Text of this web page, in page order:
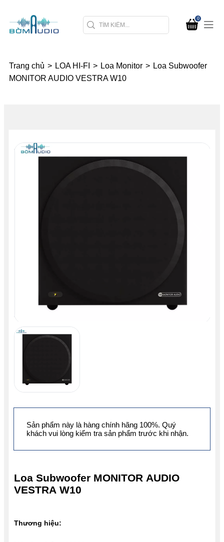
0
Trang chủ > LOA HI-FI > Loa Monitor > Loa Subwoofer
MONITOR AUDIO VESTRA W10
Loa Subwoofer MONITOR AUDIO
VESTRA W10
Thương hiệu:
Sản phẩm này là hàng chính hãng 100%. Quý
khách vui lòng kiểm tra sản phẩm trước khi nhận.